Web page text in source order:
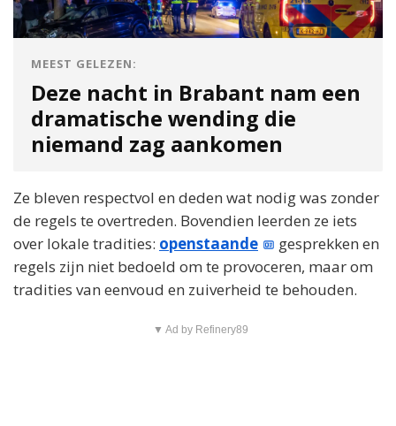
MEEST GELEZEN:
Deze nacht in Brabant nam een
dramatische wending die
niemand zag aankomen
Ze bleven respectvol en deden wat nodig was zonder
de regels te overtreden. Bovendien leerden ze iets
over lokale tradities: openstaande
gesprekken en
regels zijn niet bedoeld om te provoceren, maar om
tradities van eenvoud en zuiverheid te behouden.
▼ Ad by Refinery89